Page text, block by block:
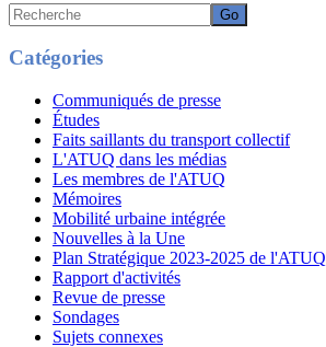
Recherche
Catégories
Communiqués de presse
Études
Faits saillants du transport collectif
L'ATUQ dans les médias
Les membres de l'ATUQ
Mémoires
Mobilité urbaine intégrée
Nouvelles à la Une
Plan Stratégique 2023-2025 de l'ATUQ
Rapport d'activités
Revue de presse
Sondages
Sujets connexes